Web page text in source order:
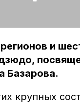
и
Базарова.
крупных